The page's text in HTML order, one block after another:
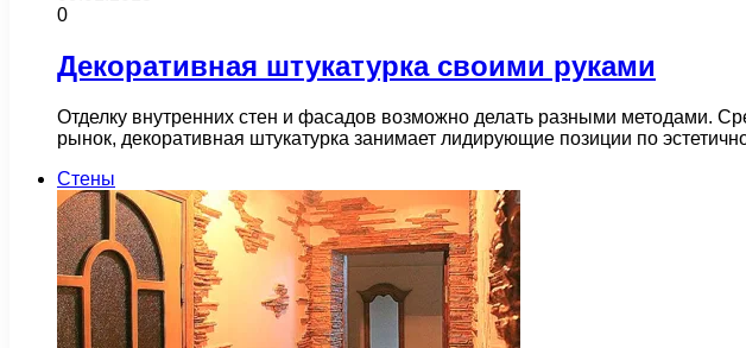
0
Декоративная штукатурка своими руками
Отделку внутренних стен и фасадов возможно делать разными методами.
рынок, декоративная штукатурка занимает лидирующие позиции по
Стены